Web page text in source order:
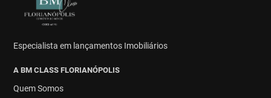
Especialista em lançamentos Imobiliários
A BM CLASS FLORIANÓPOLIS
Quem Somos